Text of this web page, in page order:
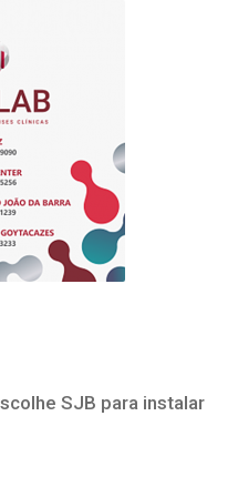
SJB para instalar